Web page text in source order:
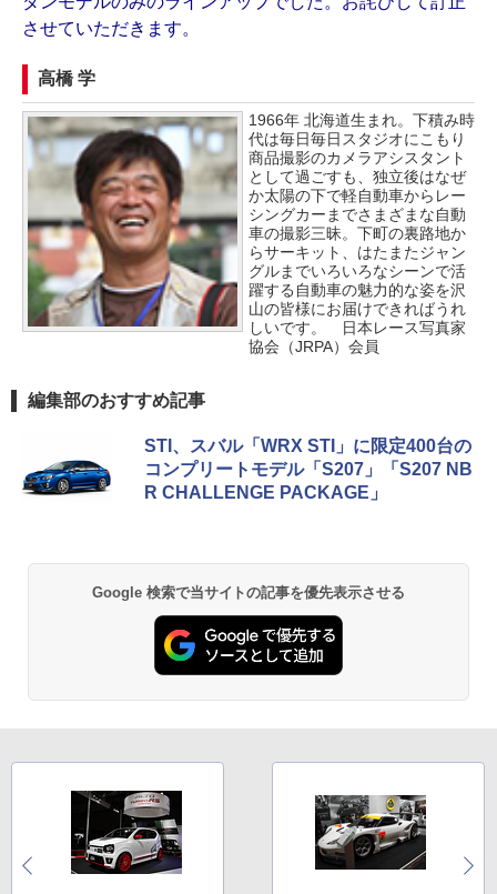
させていただきます。
高橋 学
1966年 北海道生まれ。下積み時
代は毎日毎日スタジオにこもり
商品撮影のカメラアシスタント
として過ごすも、独立後はなぜ
か太陽の下で軽自動車からレー
シングカーまでさまざまな自動
車の撮影三昧。下町の裏路地か
らサーキット、はたまたジャン
グルまでいろいろなシーンで活
躍する自動車の魅力的な姿を沢
山の皆様にお届けできればうれ
しいです。 日本レース写真家
協会（JRPA）会員
編集部のおすすめ記事
STI、スバル「WRX STI」に限定400台の
コンプリートモデル「S207」「S207 NB
R CHALLENGE PACKAGE」
Google 検索で当サイトの記事を優先表示させる